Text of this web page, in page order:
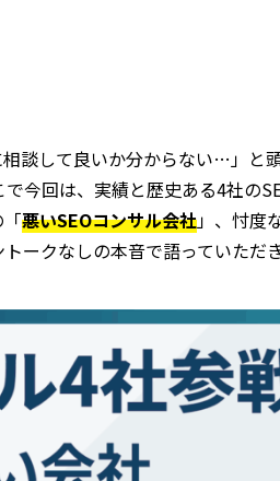
談して良いか分からない…」と
今回は、実績と歴史ある4社の
悪いSEOコンサル会社」、忖度
ークなしの本音で語っていただ